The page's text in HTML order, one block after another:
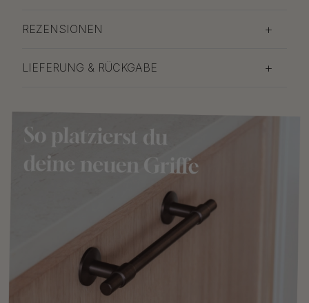
REZENSIONEN
LIEFERUNG & RÜCKGABE